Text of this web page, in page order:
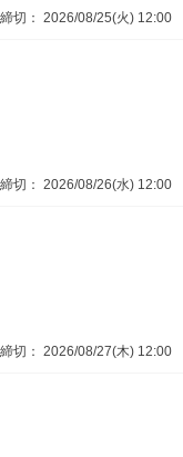
切： 2026/08/25(火) 12:00
切： 2026/08/26(水) 12:00
切： 2026/08/27(木) 12:00